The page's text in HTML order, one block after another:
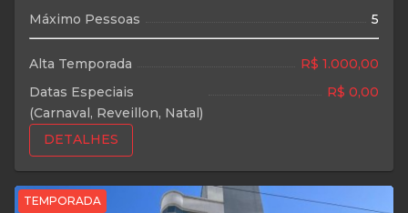
Máximo Pessoas
5
Alta Temporada
R$ 1.000,00
Datas Especiais
(Carnaval, Reveillon, Natal)
R$ 0,00
DETALHES
TEMPORADA